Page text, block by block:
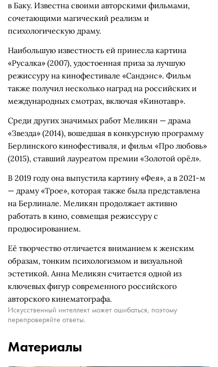
в Баку. Известна своими авторскими фильмами,
сочетающими магический реализм и
психологическую драму.
Наибольшую известность ей принесла картина
«Русалка» (2007), удостоенная приза за лучшую
режиссуру на кинофестивале «Сандэнс». Фильм
также получил несколько наград на российских и
международных смотрах, включая «Кинотавр».
Среди других значимых работ Меликян — драма
«Звезда» (2014), вошедшая в конкурсную программу
Берлинского кинофестиваля, и фильм «Про любовь»
(2015), ставший лауреатом премии «Золотой орёл».
В 2019 году она выпустила картину «Фея», а в 2021-м
— драму «Трое», которая также была представлена
на Берлинале. Меликян продолжает активно
работать в кино, совмещая режиссуру с
продюсированием.
Её творчество отличается вниманием к женским
образам, тонким психологизмом и визуальной
эстетикой. Анна Меликян считается одной из
ключевых фигур современного российского
авторского кинематографа.
Искусственный интеллект может ошибаться, поэтому
перепроверяйте ответы.
Материалы